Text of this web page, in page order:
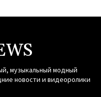
музыкальный модный
новости и видеоролики